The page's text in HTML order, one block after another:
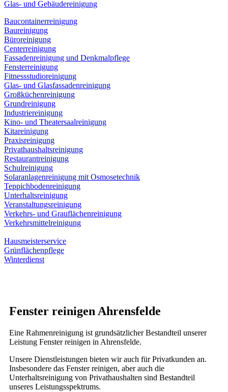
Glas- und Gebäudereinigung
Baucontainerreinigung
Baureinigung
Büroreinigung
Centerreinigung
Fassadenreinigung und Denkmalpflege
Fensterreinigung
Fitnessstudioreinigung
Glas- und Glasfassadenreinigung
Großküchenreinigung
Grundreinigung
Industriereinigung
Kino- und Theatersaalreinigung
Kitareinigung
Praxisreinigung
Privathaushaltsreinigung
Restaurantreinigung
Schulreinigung
Solaranlagenreinigung mit Osmosetechnik
Teppichbodenreinigung
Unterhaltsreinigung
Veranstaltungsreinigung
Verkehrs- und Grauflächenreinigung
Verkehrsmittelreinigung
Hausmeisterservice
Grünflächenpflege
Winterdienst
Fenster reinigen Ahrensfelde
Eine Rahmenreinigung ist grundsätzlicher Bestandteil unserer
Leistung Fenster reinigen in Ahrensfelde.
Unsere Dienstleistungen bieten wir auch für Privatkunden an.
Insbesondere das Fenster reinigen, aber auch die
Unterhaltsreinigung von Privathaushalten sind Bestandteil
unseres Leistungsspektrums.